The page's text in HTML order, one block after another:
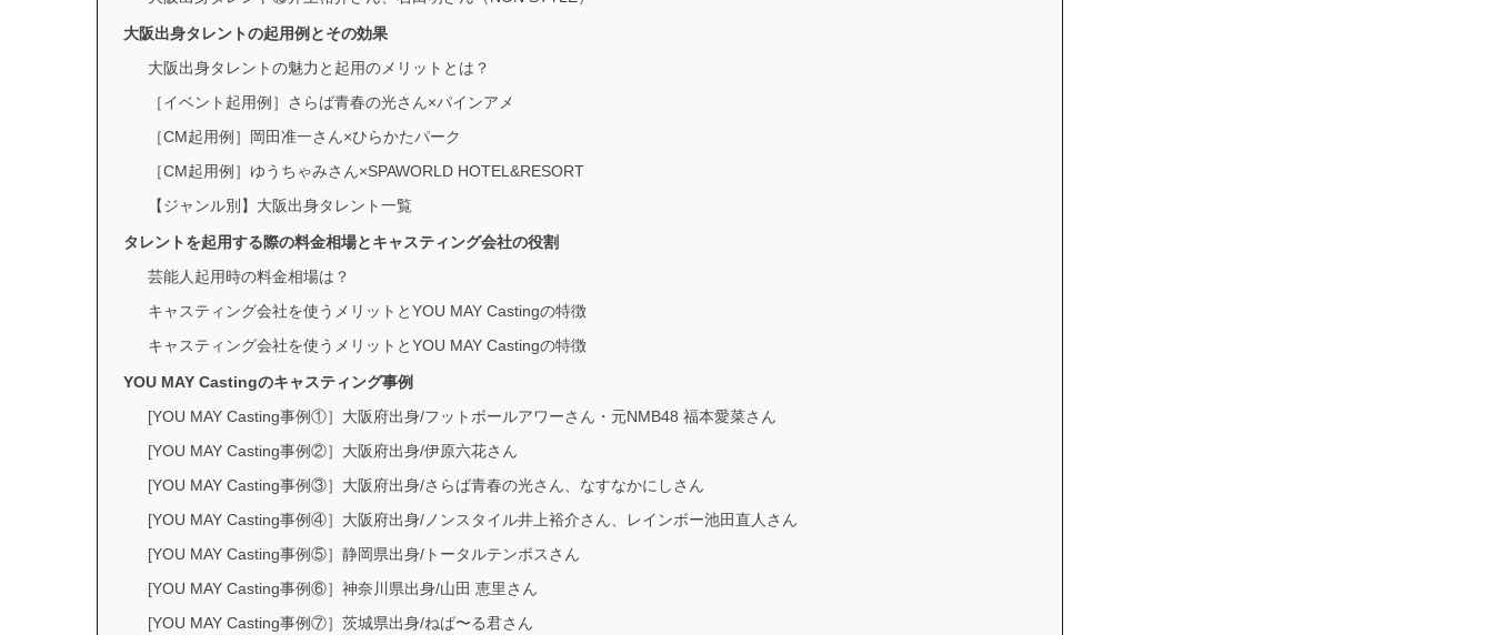
大阪出身タレントの起用例とその効果
大阪出身タレントの魅力と起用のメリットとは？
［イベント起用例］さらば青春の光さん×パインアメ
［CM起用例］岡田准一さん×ひらかたパーク
［CM起用例］ゆうちゃみさん×SPAWORLD HOTEL&RESORT
【ジャンル別】大阪出身タレント一覧
タレントを起用する際の料金相場とキャスティング会社の役割
芸能人起用時の料金相場は？
キャスティング会社を使うメリットとYOU MAY Castingの特徴
キャスティング会社を使うメリットとYOU MAY Castingの特徴
YOU MAY Castingのキャスティング事例
[YOU MAY Casting事例①］大阪府出身/フットボールアワーさん・元NMB48 福本愛菜さん
[YOU MAY Casting事例②］大阪府出身/伊原六花さん
[YOU MAY Casting事例③］大阪府出身/さらば青春の光さん、なすなかにしさん
[YOU MAY Casting事例④］大阪府出身/ノンスタイル井上裕介さん、レインボー池田直人さん
[YOU MAY Casting事例⑤］静岡県出身/トータルテンボスさん
[YOU MAY Casting事例⑥］神奈川県出身/山田 恵里さん
[YOU MAY Casting事例⑦］茨城県出身/ねば〜る君さん